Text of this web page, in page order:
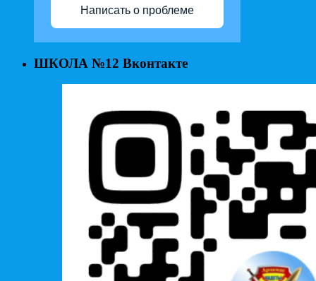
Написать о проблеме
ШКОЛА №12 Вконтакте